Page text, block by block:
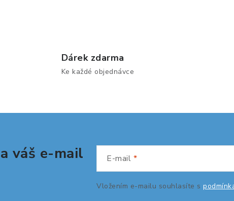
Dárek zdarma
Ke každé objednávce
váš e-mail E-mail
Vložením e-mailu souhlasíte s